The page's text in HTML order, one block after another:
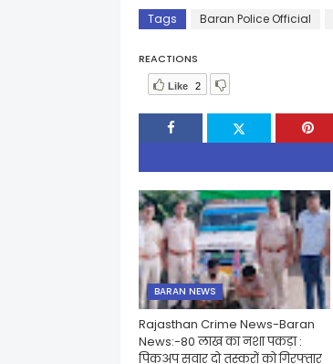
Tags Baran Police Official
REACTIONS
Like 2
BARAN NEWS
Rajasthan Crime News-Baran
News:-80 लाख का नशा पकड़ा :
पिकअप सवार दो तस्करों को गिरफ्तार